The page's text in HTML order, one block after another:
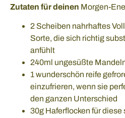
Zutaten für deinen Morgen-
2 Scheiben nahrhaftes
Sorte, die sich richtig
anfühlt
240ml ungesüßte
1 wunderschön reife
einzufrieren, wenn sie
den ganzen Unterschied
30g Haferflocken für